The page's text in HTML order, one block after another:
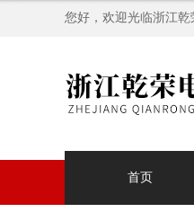
您好，欢迎光临浙江乾
首页